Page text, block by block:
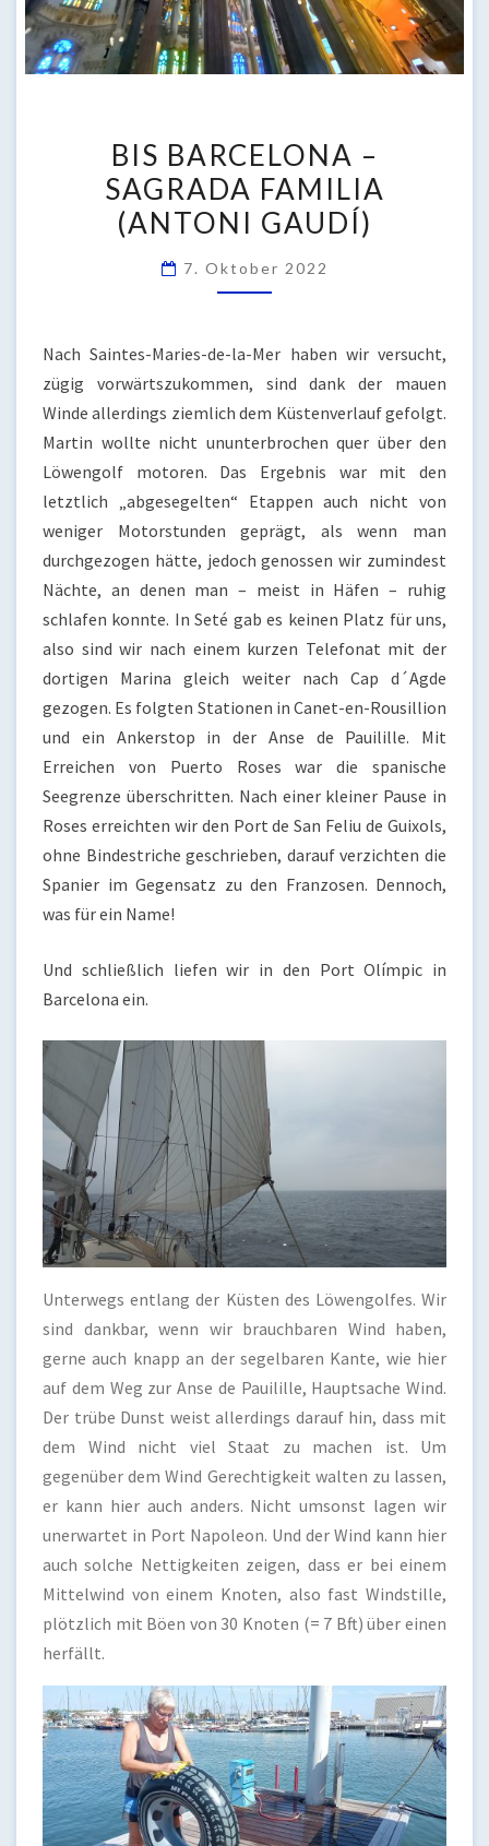
BARCELONA
–
SAGRADA
(ANTONI
BIS BARCELONA –
SAGRADA FAMILIA
(ANTONI GAUDÍ)
7. Oktober 2022
Nach Saintes-Maries-de-la-Mer haben wir versucht,
zügig vorwärtszukommen, sind dank der mauen
Winde allerdings ziemlich dem Küstenverlauf gefolgt.
Martin wollte nicht ununterbrochen quer über den
Löwengolf motoren. Das Ergebnis war mit den
letztlich „abgesegelten“ Etappen auch nicht von
weniger Motorstunden geprägt, als wenn man
durchgezogen hätte, jedoch genossen wir zumindest
Nächte, an denen man – meist in Häfen – ruhig
schlafen konnte. In Seté gab es keinen Platz für uns,
also sind wir nach einem kurzen Telefonat mit der
dortigen Marina gleich weiter nach Cap d´Agde
gezogen. Es folgten Stationen in Canet-en-Rousillion
und ein Ankerstop in der Anse de Pauilille. Mit
Erreichen von Puerto Roses war die spanische
Seegrenze überschritten. Nach einer kleiner Pause in
Roses erreichten wir den Port de San Feliu de Guixols,
ohne Bindestriche geschrieben, darauf verzichten die
Spanier im Gegensatz zu den Franzosen. Dennoch,
was für ein Name!
Und schließlich liefen wir in den Port Olímpic in
Barcelona ein.
Unterwegs entlang der Küsten des Löwengolfes. Wir
sind dankbar, wenn wir brauchbaren Wind haben,
gerne auch knapp an der segelbaren Kante, wie hier
auf dem Weg zur Anse de Pauilille, Hauptsache Wind.
Der trübe Dunst weist allerdings darauf hin, dass mit
dem Wind nicht viel Staat zu machen ist. Um
gegenüber dem Wind Gerechtigkeit walten zu lassen,
er kann hier auch anders. Nicht umsonst lagen wir
unerwartet in Port Napoleon. Und der Wind kann hier
auch solche Nettigkeiten zeigen, dass er bei einem
Mittelwind von einem Knoten, also fast Windstille,
plötzlich mit Böen von 30 Knoten (= 7 Bft) über einen
herfällt.